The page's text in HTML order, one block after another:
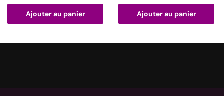
Ajouter au panier Ajouter au panier